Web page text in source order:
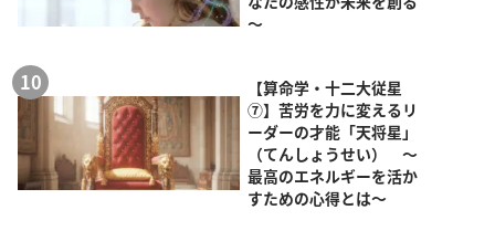
～
【算命学・十二大従星
⑦】苦労を力に変えるリ
ーダーの才能「天将星」
（てんしょうせい） ～
最高のエネルギーを活か
すための心得とは～